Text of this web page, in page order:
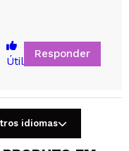
uma foto
Imagine isso...
Útil
Responder
idiomas